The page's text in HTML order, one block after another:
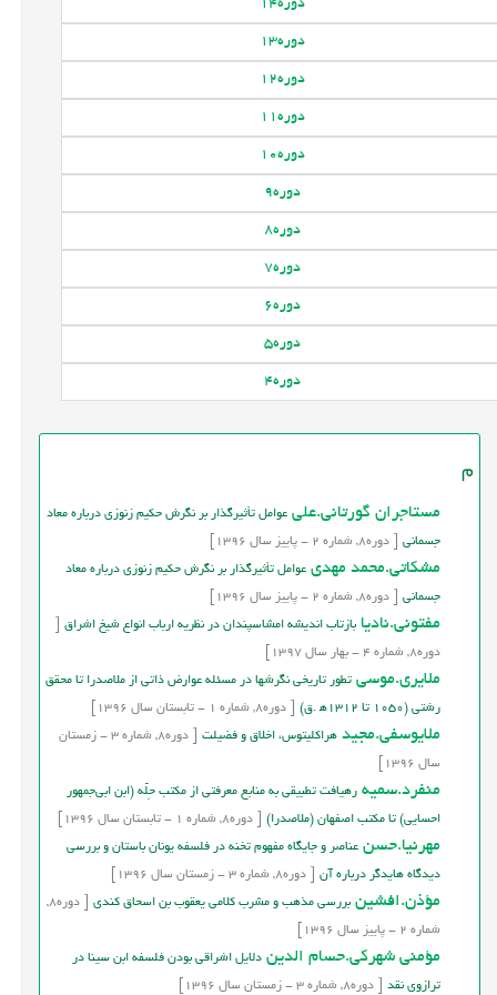
دوره14
دوره13
دوره12
دوره11
دوره10
دوره9
دوره8
دوره7
دوره6
دوره5
دوره4
م
مستاجران گورتانی.علیعوامل تأثيرگذار بر نگرش حکيم زنوزي درباره معاد
جسماني [ دوره 8, شماره 2
-پاییز سال
مشکاتي.محمد مهديعوامل تأثيرگذار بر نگرش حکيم زنوزي درباره معاد
جسماني [ دوره 8, شماره 2
-پاییز سال
مفتونی.نادیا بازتاب انديشه امشاسپندان در نظريه ارباب انواع شيخ اشراق [
دوره 8, شماره 4
-بهار سال
ملايري.موسيتطور تاريخي نگرشها در مسئله عوارض ذاتي از ملاصدرا تا محقق
رشتي (1050 تا 1312ﻫ .ق) [ دوره 8, شماره 1
-تابستان سال
ملايوسفي.مجيدهراکليتوس، اخلاق و فضيلت [ دوره 8, شماره 3
-زمستان
سال
منفرد.سميهرهيافت تطبيقي به منابع معرفتي از مکتب حِلّه (ابن ابي‌جمهور
احسايي) تا مکتب اصفهان (ملاصدرا) [ دوره 8, شماره 1
-تابستان سال
مهرنیا.حسنعناصر و جايگاه مفهوم تخنه در فلسفه يونان باستان و بررسي
ديدگاه هايدگر درباره آن [ دوره 8, شماره 3
-زمستان سال
مؤذن.افشينبررسي مذهب و مشرب کلامي يعقوب بن اسحاق کندي [ دوره 8,
شماره 2
-پاییز سال
مؤمنی شهرکی.حسام الدیندلايل اشراقي بودن فلسفه ابن سينا در
ترازوي نقد [ دوره 8, شماره 3
-زمستان سال